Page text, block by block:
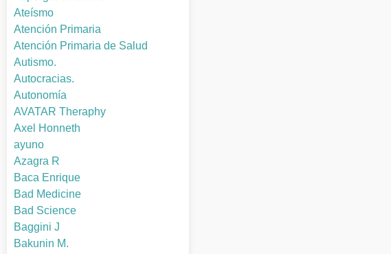
Ateísmo
Atención Primaria
Atención Primaria de Salud
Autismo.
Autocracias.
Autonomía
AVATAR Theraphy
Axel Honneth
ayuno
Azagra R
Baca Enrique
Bad Medicine
Bad Science
Baggini J
Bakunin M.